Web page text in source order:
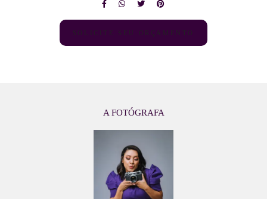
SOLICITE SEU ORÇAMENTO
A FOTÓGRAFA